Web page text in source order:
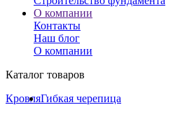
О компании
Контакты
Наш блог
О компании
Каталог товаров
КровляГибкая черепица